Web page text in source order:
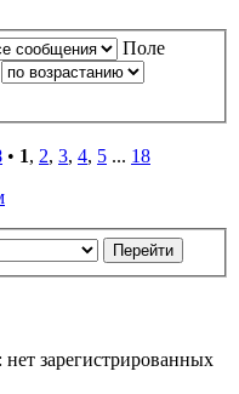
Поле
• 1, 2, 3, 4, 5 ... 18
зарегистрированных